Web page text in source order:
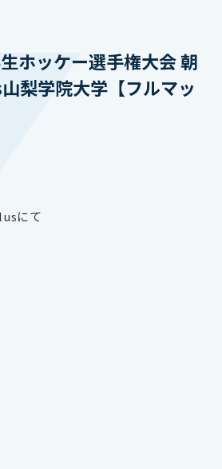
ホッケー選手権大会 朝
梨学院大学【フルマッ
にて